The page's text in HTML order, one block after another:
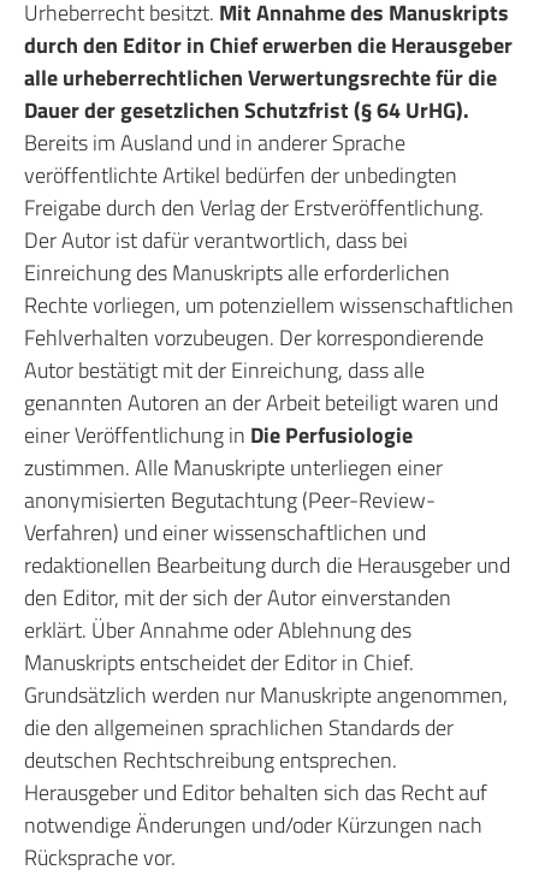
Urheberrecht besitzt. Mit Annahme des Manuskripts
durch den Editor in Chief erwerben die Herausgeber
alle urheberrechtlichen Verwertungsrechte für die
Dauer der gesetzlichen Schutzfrist (§ 64 UrHG).
Bereits im Ausland und in anderer Sprache
veröffentlichte Artikel bedürfen der unbedingten
Freigabe durch den Verlag der Erstveröffentlichung.
Der Autor ist dafür verantwortlich, dass bei
Einreichung des Manuskripts alle erforderlichen
Rechte vorliegen, um potenziellem wissenschaftlichen
Fehlverhalten vorzubeugen. Der korrespondierende
Autor bestätigt mit der Einreichung, dass alle
genannten Autoren an der Arbeit beteiligt waren und
einer Veröffentlichung in Die Perfusiologie
zustimmen. Alle Manuskripte unterliegen einer
anonymisierten Begutachtung (Peer-Review-
Verfahren) und einer wissenschaftlichen und
redaktionellen Bearbeitung durch die Herausgeber und
den Editor, mit der sich der Autor einverstanden
erklärt. Über Annahme oder Ablehnung des
Manuskripts entscheidet der Editor in Chief.
Grundsätzlich werden nur Manuskripte angenommen,
die den allgemeinen sprachlichen Standards der
deutschen Rechtschreibung entsprechen.
Herausgeber und Editor behalten sich das Recht auf
notwendige Änderungen und/oder Kürzungen nach
Rücksprache vor.